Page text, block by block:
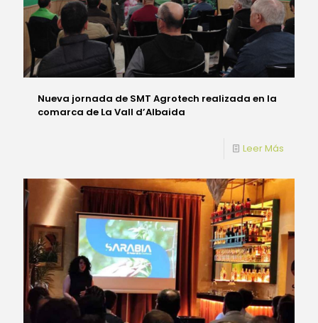
Nueva jornada de SMT Agrotech realizada en la
comarca de La Vall d’Albaida
Leer Más